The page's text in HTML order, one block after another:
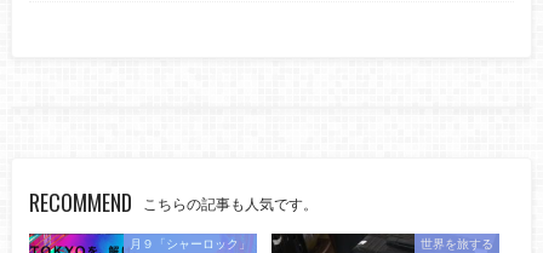
RECOMMEND こちらの記事も人気です。
月９「シャーロック」 世界を旅する